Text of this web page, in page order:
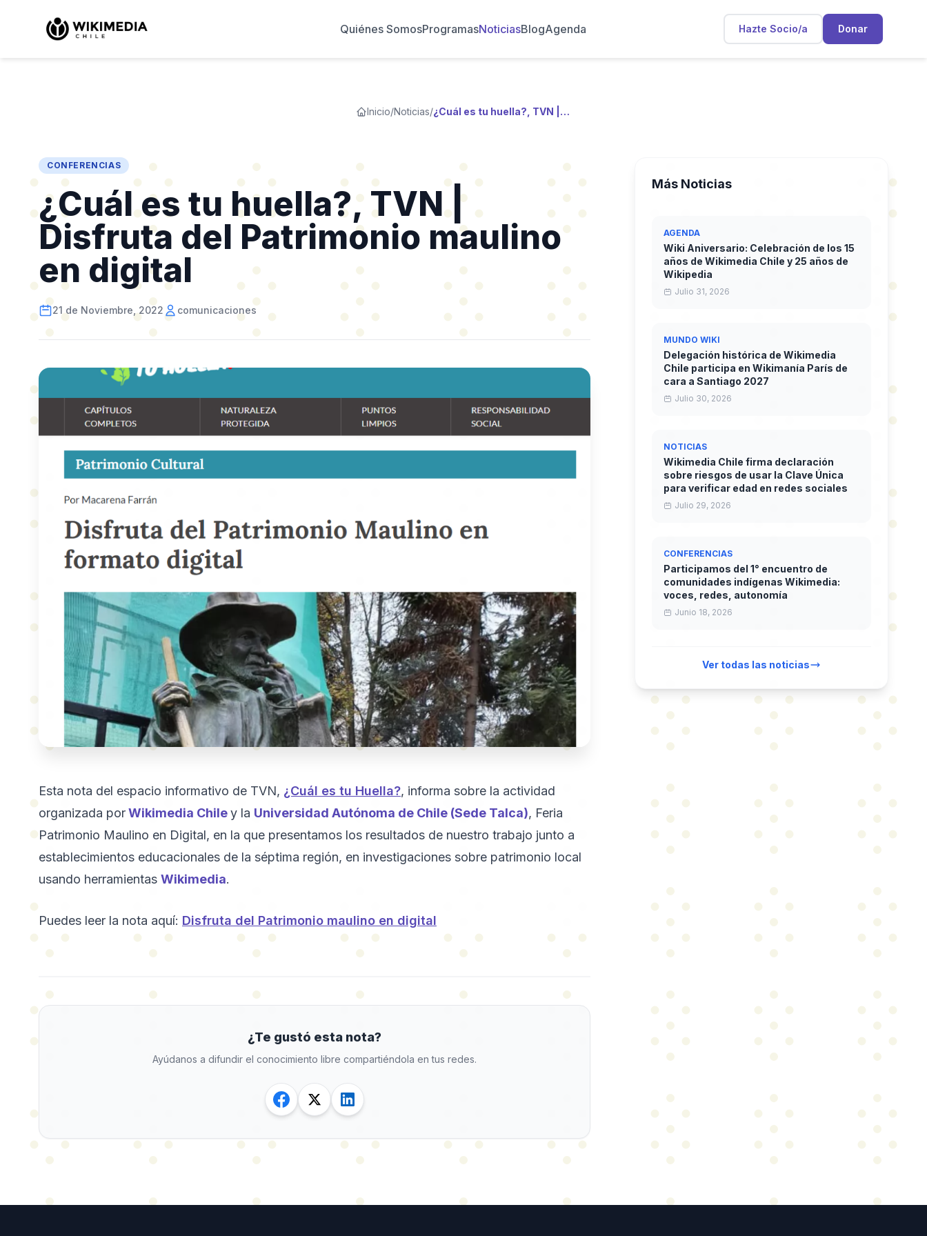
Quiénes SomosProgramasNoticiasBlogAgenda Hazte Socio/a Donar
Inicio/Noticias/ ¿Cuál es tu huella?, TVN | Disfruta del Patrimonio maulino en digital
CONFERENCIAS
¿Cuál es tu huella?, TVN |
Disfruta del Patrimonio maulino
en digital
21 de Noviembre, 2022 comunicaciones
Esta nota del espacio informativo de TVN, ¿Cuál es tu Huella?, informa sobre la actividad
organizada porWikimedia Chiley la Universidad Autónoma de Chile (Sede Talca), Feria
Patrimonio Maulino en Digital, en la que presentamos los resultados de nuestro trabajo junto a
establecimientos educacionales de la séptima región, en investigaciones sobre patrimonio local
usando herramientas Wikimedia.
Puedes leer la nota aquí: Disfruta del Patrimonio maulino en digital
¿Te gustó esta nota?
Ayúdanos a difundir el conocimiento libre compartiéndola en tus redes.
Más Noticias
AGENDA
Wiki Aniversario: Celebración de los 15
años de Wikimedia Chile y 25 años de
Wikipedia
Julio 31, 2026
MUNDO WIKI
Delegación histórica de Wikimedia
Chile participa en Wikimanía París de
cara a Santiago 2027
Julio 30, 2026
NOTICIAS
Wikimedia Chile firma declaración
sobre riesgos de usar la Clave Única
para verificar edad en redes sociales
Julio 29, 2026
CONFERENCIAS
Participamos del 1° encuentro de
comunidades indígenas Wikimedia:
voces, redes, autonomía
Junio 18, 2026
Ver todas las noticias